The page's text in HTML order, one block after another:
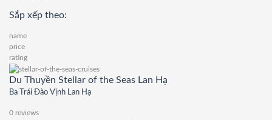
Sắp xếp theo:
name
price
rating
Du Thuyền Stellar of the Seas Lan Hạ
Ba Trái Đào Vịnh Lan Hạ
0 reviews